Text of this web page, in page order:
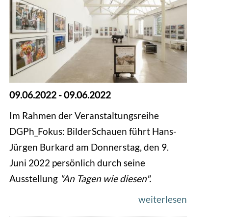
09.06.2022-09.06.2022
Im Rahmen der Veranstaltungsreihe
DGPh_Fokus: BilderSchauen führt Hans-
Jürgen Burkard am Donnerstag, den 9.
Juni 2022 persönlich durch seine
Ausstellung "An Tagen wie diesen".
weiterlesen